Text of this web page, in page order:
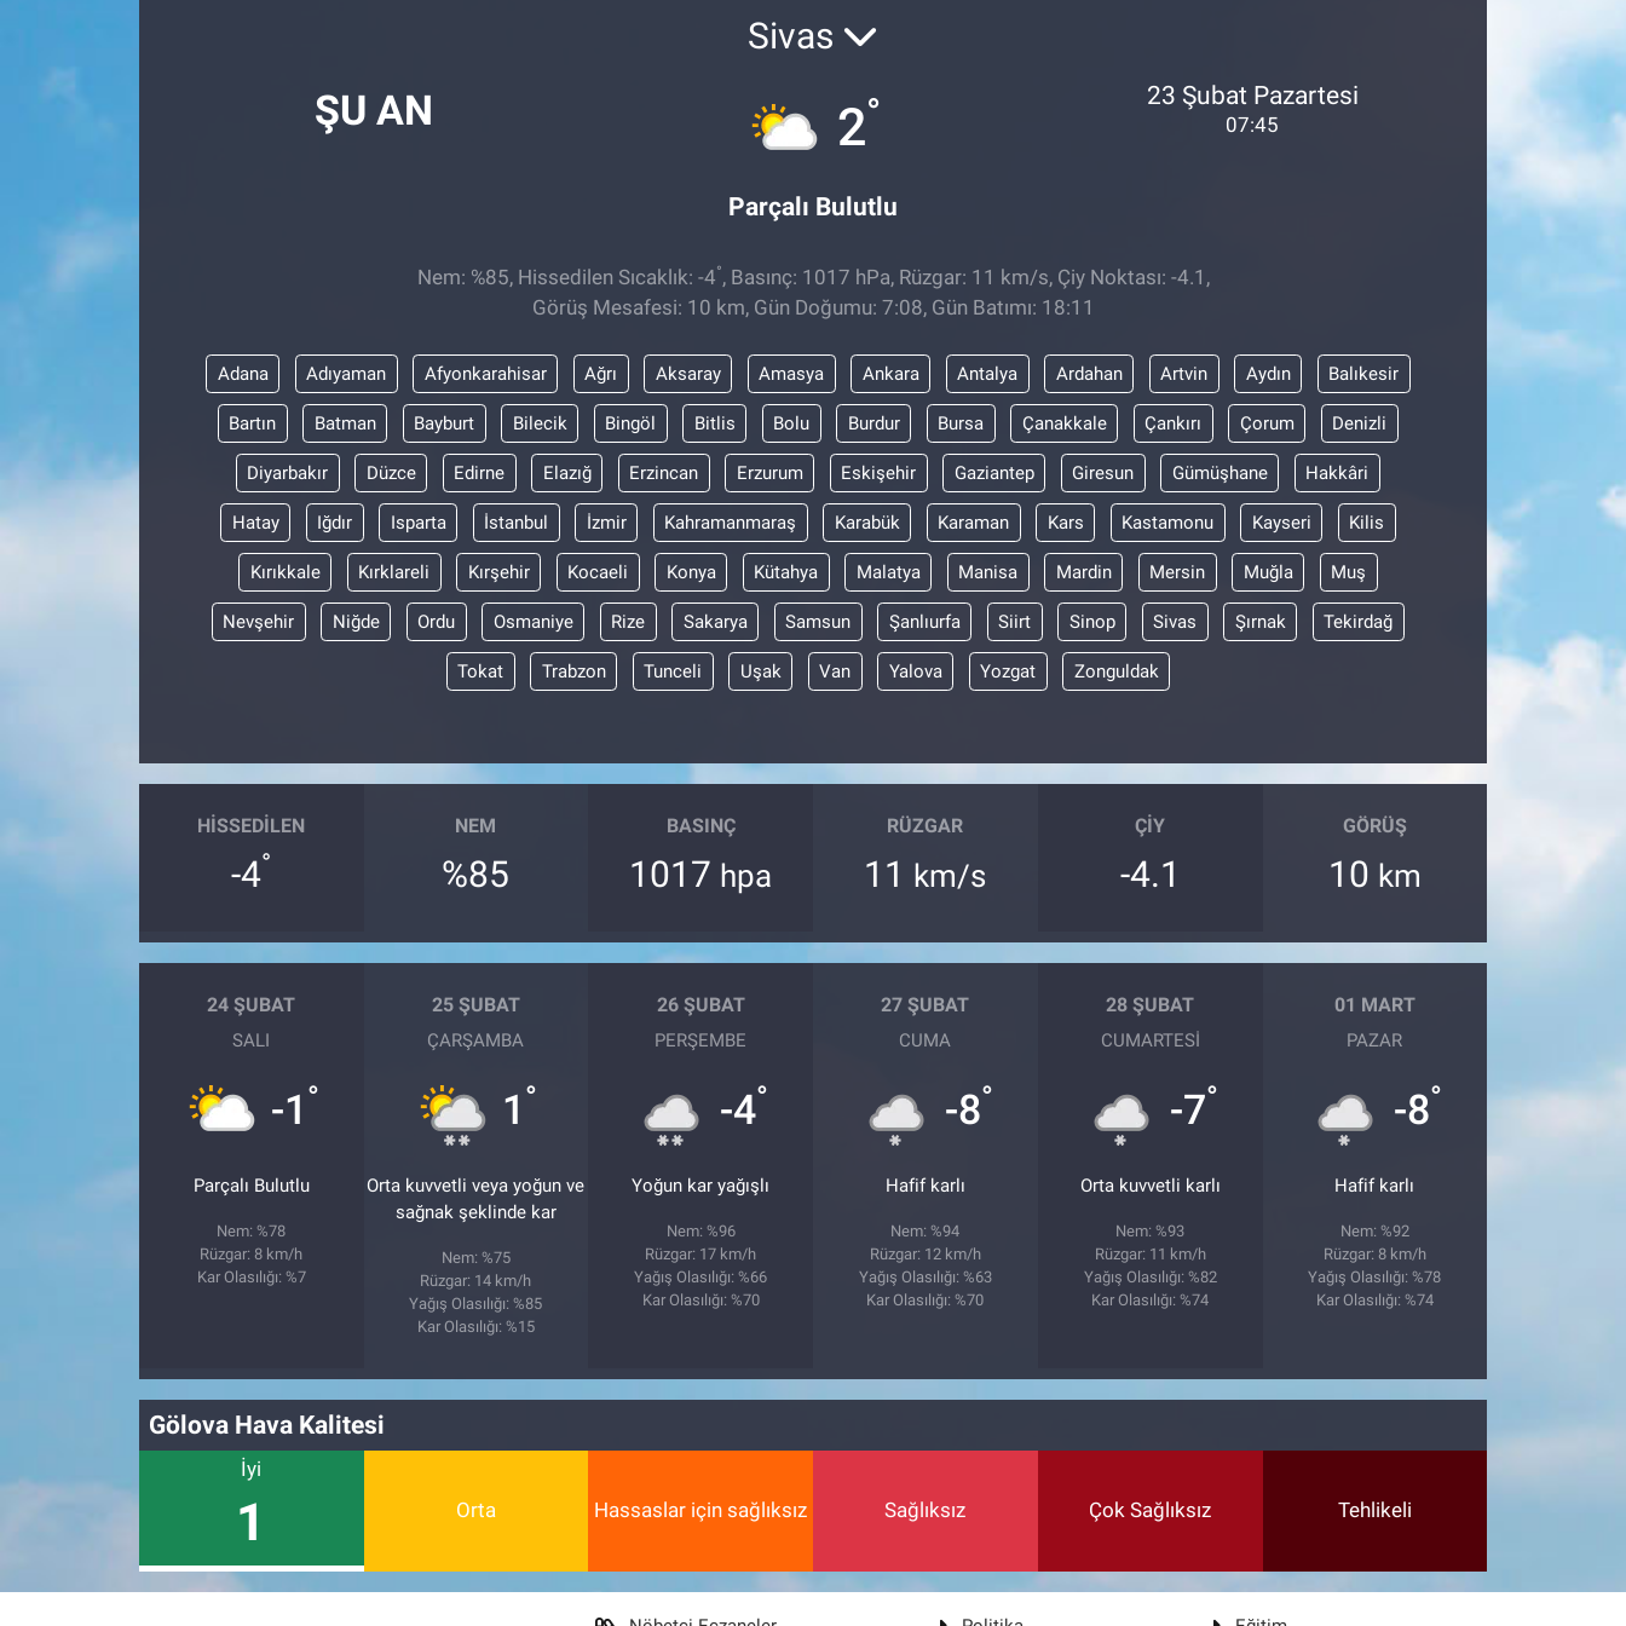
ŞU AN
Sivas
2°
Parçalı Bulutlu
23 Şubat Pazartesi
07:45
Nem: %85, Hissedilen Sıcaklık: -4°, Basınç: 1017 hPa, Rüzgar: 11 km/s, Çiy Noktası: -4.1,
Görüş Mesafesi: 10 km, Gün Doğumu: 7:08, Gün Batımı: 18:11
Adana Adıyaman Afyonkarahisar Ağrı Aksaray Amasya Ankara Antalya Ardahan Artvin Aydın Balıkesir
Bartın Batman Bayburt Bilecik Bingöl Bitlis Bolu Burdur Bursa Çanakkale Çankırı Çorum Denizli
Diyarbakır Düzce Edirne Elazığ Erzincan Erzurum Eskişehir Gaziantep Giresun Gümüşhane Hakkâri
Hatay Iğdır Isparta İstanbul İzmir Kahramanmaraş Karabük Karaman Kars Kastamonu Kayseri Kilis
Kırıkkale Kırklareli Kırşehir Kocaeli Konya Kütahya Malatya Manisa Mardin Mersin Muğla Muş
Nevşehir Niğde Ordu Osmaniye Rize Sakarya Samsun Şanlıurfa Siirt Sinop Sivas Şırnak Tekirdağ
Tokat Trabzon Tunceli Uşak Van Yalova Yozgat Zonguldak
HISSEDILEN
-4°
NEM
%85
BASINÇ
1017 hpa
RÜZGAR
11 km/s
ÇIY
-4.1
GÖRÜŞ
10 km
24 ŞUBAT
SALI
-1 °
Parçalı Bulutlu
Nem: %78
Rüzgar: 8 km/h
Kar Olasılığı: %7
25 ŞUBAT
ÇARŞAMBA
1 °
Orta kuvvetli veya yoğun ve
sağnak şeklinde kar
Nem: %75
Rüzgar: 14 km/h
Yağış Olasılığı: %85
Kar Olasılığı: %15
26 ŞUBAT
PERŞEMBE
-4°
Yoğun kar yağışlı
Nem: %96
Rüzgar: 17 km/h
Yağış Olasılığı: %66
Kar Olasılığı: %70
27 ŞUBAT
CUMA
-8°
Hafif karlı
Nem: %94
Rüzgar: 12 km/h
Yağış Olasılığı: %63
Kar Olasılığı: %70
28 ŞUBAT
CUMARTESI
-7°
Orta kuvvetli karlı
Nem: %93
Rüzgar: 11 km/h
Yağış Olasılığı: %82
Kar Olasılığı: %74
01 MART
PAZAR
-8°
Hafif karlı
Nem: %92
Rüzgar: 8 km/h
Yağış Olasılığı: %78
Kar Olasılığı: %74
Gölova Hava Kalitesi
İyi
1 Orta Hassaslar için sağlıksız Sağlıksız Çok Sağlıksız Tehlikeli